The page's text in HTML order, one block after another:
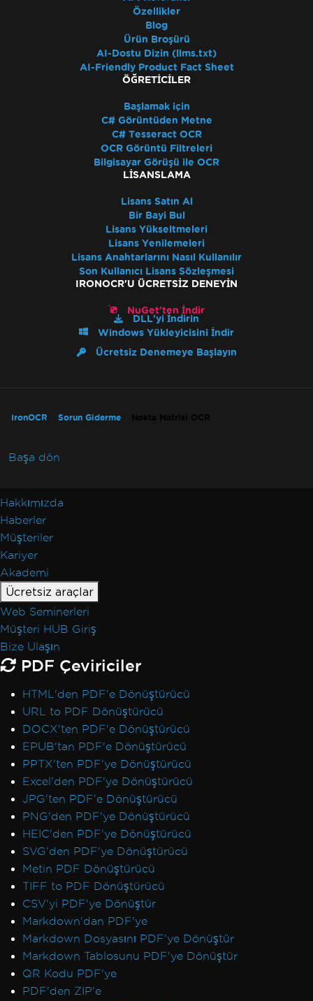
Özellikler
Blog
Ürün Broşürü
AI-Dostu Dizin (llms.txt)
AI-Friendly Product Fact Sheet
ÖĞRETICILER
Başlamak için
C# Görüntüden Metne
C# Tesseract OCR
OCR Görüntü Filtreleri
Bilgisayar Görüşü ile OCR
LISANSLAMA
Lisans Satın Al
Bir Bayi Bul
Lisans Yükseltmeleri
Lisans Yenilemeleri
Lisans Anahtarlarını Nasıl Kullanılır
Son Kullanıcı Lisans Sözleşmesi
IRONOCR'U ÜCRETSIZ DENEYIN
NuGet'ten İndir
DLL'yi İndirin
Windows Yükleyicisini İndir
Ücretsiz Denemeye Başlayın
IronOCR Sorun Giderme Nokta Matrisi OCR
Başa dön
Hakkımızda
Haberler
Müşteriler
Kariyer
Akademi
Ücretsiz araçlar
Web Seminerleri
Müşteri HUB Giriş
Bize Ulaşın
PDF Çeviriciler
HTML'den PDF'e Dönüştürücü
URL to PDF Dönüştürücü
DOCX'ten PDF'e Dönüştürücü
EPUB'tan PDF'e Dönüştürücü
PPTX'ten PDF'ye Dönüştürücü
Excel'den PDF'ye Dönüştürücü
JPG'ten PDF'e Dönüştürücü
PNG'den PDF'ye Dönüştürücü
HEIC'den PDF'ye Dönüştürücü
SVG'den PDF'ye Dönüştürücü
Metin PDF Dönüştürücü
TIFF to PDF Dönüştürücü
CSV'yi PDF'ye Dönüştür
Markdown'dan PDF'ye
Markdown Dosyasını PDF'ye Dönüştür
Markdown Tablosunu PDF'ye Dönüştür
QR Kodu PDF'ye
PDF'den ZIP'e